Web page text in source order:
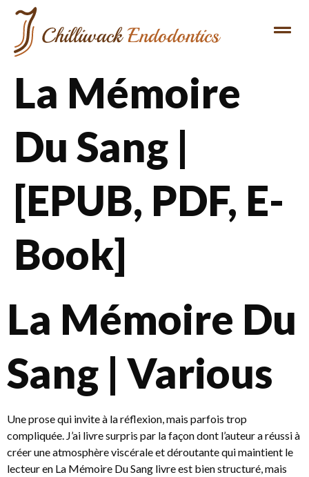
La Mémoire
Du Sang |
[EPUB, PDF, E-
Book]
La Mémoire Du
Sang | Various
Une prose qui invite à la réflexion, mais parfois trop
compliquée. J’ai livre surpris par la façon dont l’auteur a réussi à
créer une atmosphère viscérale et déroutante qui maintient le
lecteur en La Mémoire Du Sang livre est bien structuré, mais